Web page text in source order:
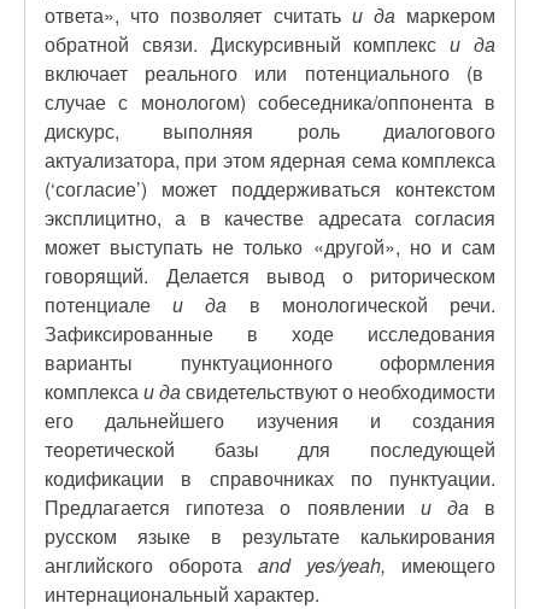
ответа», что позволяет считать и дамаркером
обратной связи. Дискурсивный комплекси да
включает реального или потенциального (в
случае с монологом) собеседника/оппонента в
дискурс, выполняя роль диалогового
актуализатора, при этом ядерная сема комплекса
(‘согласие’) может поддерживаться контекстом
эксплицитно, а в качестве адресата согласия
может выступать не только «другой», но и сам
говорящий. Делается вывод о риторическом
потенциалеи да в монологической речи.
Зафиксированные в ходе исследования
варианты пунктуационного оформления
комплексаи дасвидетельствуют о необходимости
его дальнейшего изучения и создания
теоретической базы для последующей
кодификации в справочниках по пунктуации.
Предлагается гипотеза о появлении и дав
русском языке в результате калькирования
английского оборота and yes/yeah, имеющего
интернациональный характер.